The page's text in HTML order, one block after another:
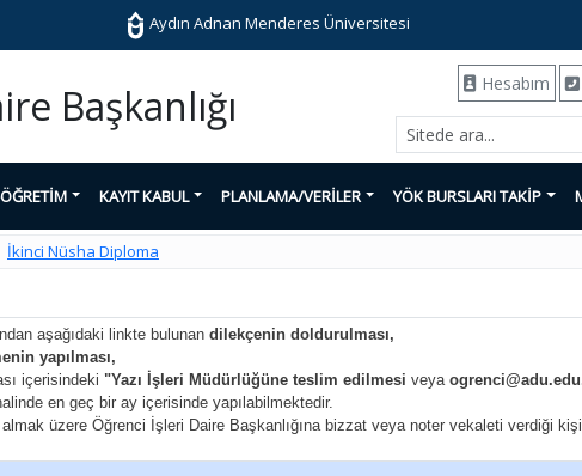
Aydın Adnan Menderes Üniversitesi
Başkanlığı Hesabım
KAYIT KABUL PLANLAMA/VERİLER YÖK BURSLARI TAKİP
İkinci Nüsha Diploma
aşağıdaki linkte bulunan dilekçenin doldurulması,
yapılması,
içerisindeki "Yazı İşleri Müdürlüğüne teslim edilmesi veya
en geç bir ay içerisinde yapılabilmektedir.
üzere Öğrenci İşleri Daire Başkanlığına bizzat veya noter vekaleti verdiği kişi